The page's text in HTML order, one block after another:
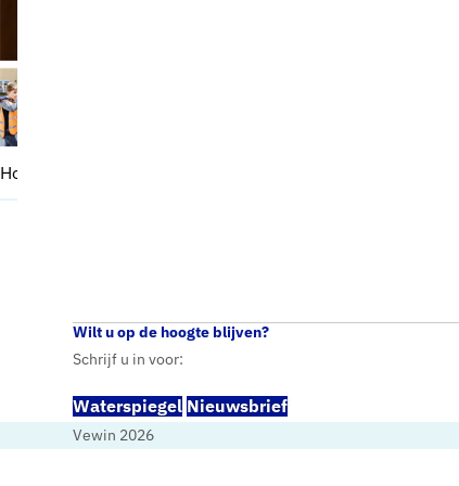
Home
Wilt u op de hoogte blijven?
Schrijf u in voor:
Waterspiegel Nieuwsbrief
Vewin 2026